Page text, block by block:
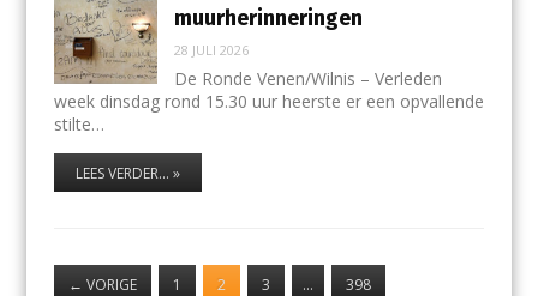
muurherinneringen
28 JULI 2026
De Ronde Venen/Wilnis – Verleden
week dinsdag rond 15.30 uur heerste er een opvallende
stilte…
LEES VERDER... »
← VORIGE 1 2 3 …
398